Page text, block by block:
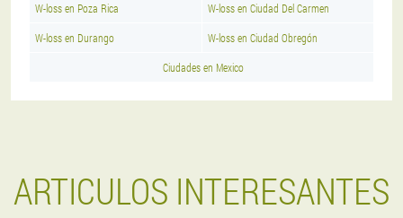
W-loss en Poza Rica W-loss en Ciudad Del Carmen
W-loss en Durango W-loss en Ciudad Obregón
Ciudades en Mexico
ARTICULOS INTERESANTES